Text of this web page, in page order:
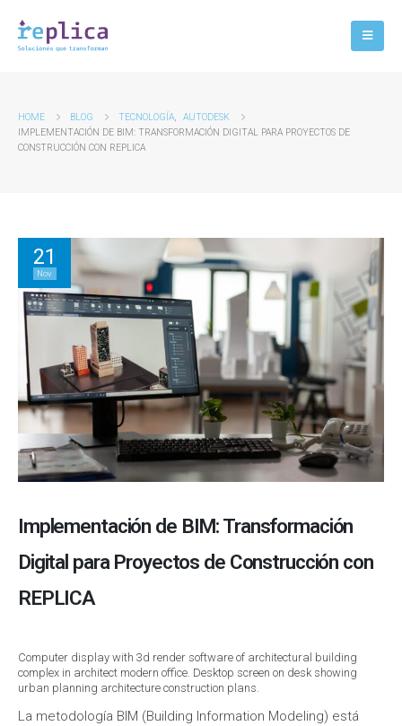
HOME BLOG TECNOLOGÍA,
AUTODESK
IMPLEMENTACIÓN DE BIM: TRANSFORMACIÓN DIGITAL PARA PROYECTOS DE
CONSTRUCCIÓN CON REPLICA
21
Nov
Implementación de BIM: Transformación
Digital para Proyectos de Construcción con
REPLICA
Computer display with 3d render software of architectural building
complex in architect modern office. Desktop screen on desk showing
urban planning architecture construction plans.
La metodología BIM (Building Information Modeling) está